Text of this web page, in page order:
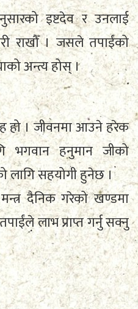
इष्टदेव र उनलाई
राखौँ । जसले तपाईंको
अन्त्य होस् ।
हो । जीवनमा आउने हरेक
भगवान हनुमान जीको
लागि सहयोगी हुनेछ ।
दैनिक गरेको खण्डमा
लाभ प्राप्त गर्नु सक्नु